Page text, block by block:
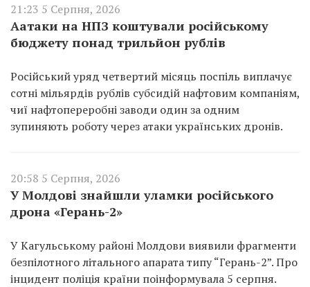
21:23 5 Серпня, 2026
Аатаки на НПЗ коштували російському
бюджету понад трильйон рублів
Російський уряд четвертий місяць поспіль виплачує
сотні мільярдів рублів субсидій нафтовим компаніям,
чиї нафтопереробні заводи один за одним
зупиняють роботу через атаки українських дронів.
20:58 5 Серпня, 2026
У Молдові знайшли уламки російського
дрона «Герань-2»
У Кагульському районі Молдови виявили фрагменти
безпілотного літального апарата типу “Герань-2”. Про
інцидент поліція країни поінформувала 5 серпня.